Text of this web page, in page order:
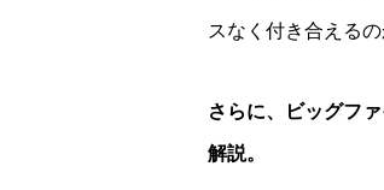
スなく付き合える
さらに、ビッグフ
解説。